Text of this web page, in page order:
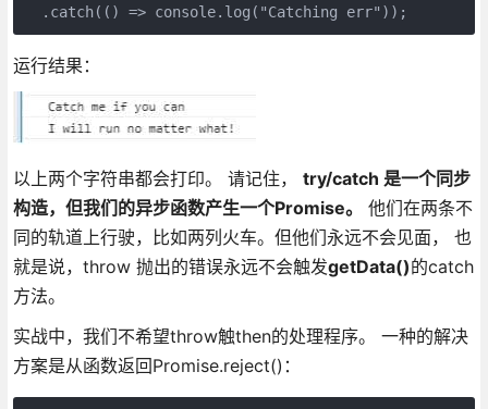
运行结果：
以上两个字符串都会打印。 请记住， try/catch 是一个同步
构造，但我们的异步函数产生一个Promise。
他们在两条不
同的轨道上行驶，比如两列火车。但他们永远不会见面， 也
就是说，throw 抛出的错误永远不会触发getData()的catch
方法。
实战中，我们不希望throw触then的处理程序。 一种的解决
方案是从函数返回Promise.reject()：